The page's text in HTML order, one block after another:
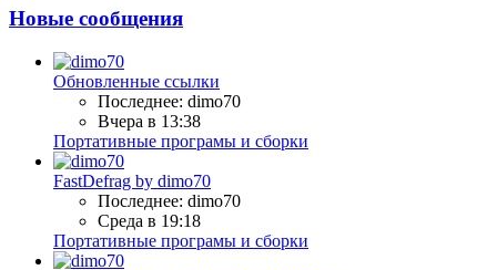
Новые сообщения
Обновленные ссылки
Последнее: dimo70
Вчера в 13:38
Портативные програмы и сборки
FastDefrag by dimo70
Последнее: dimo70
Среда в 19:18
Портативные програмы и сборки